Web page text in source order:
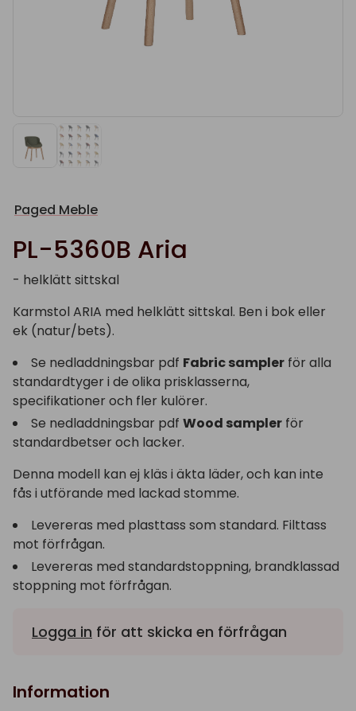
Paged Meble
PL-5360B Aria
- helklätt sittskal
Karmstol ARIA med helklätt sittskal. Ben i bok eller
ek (natur/bets).
Se nedladdningsbar pdf Fabric sampler för alla
standardtyger i de olika prisklasserna,
specifikationer och fler kulörer.
Se nedladdningsbar pdf Wood sampler för
standardbetser och lacker.
Denna modell kan ej kläs i äkta läder, och kan inte
fås i utförande med lackad stomme.
Levereras med plasttass som standard. Filttass
mot förfrågan.
Levereras med standardstoppning, brandklassad
stoppning mot förfrågan.
Logga in för att skicka en förfrågan
Information